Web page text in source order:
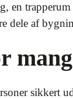
en
dele af
sikkert